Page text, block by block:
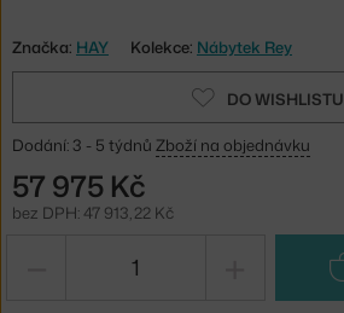
Značka: HAY Kolekce: Nábytek Rey
DO WISHLISTU
Dodání: 3 - 5 týdnů Zboží na objednávku
57 975 Kč
bez DPH: 47 913,22 Kč